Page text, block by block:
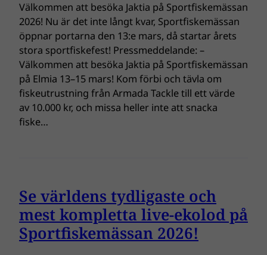
Välkommen att besöka Jaktia på Sportfiskemässan
2026! Nu är det inte långt kvar, Sportfiskemässan
öppnar portarna den 13:e mars, då startar årets
stora sportfiskefest! Pressmeddelande: –
Välkommen att besöka Jaktia på Sportfiskemässan
på Elmia 13–15 mars! Kom förbi och tävla om
fiskeutrustning från Armada Tackle till ett värde
av 10.000 kr, och missa heller inte att snacka
fiske…
Se världens tydligaste och
mest kompletta live-ekolod på
Sportfiskemässan 2026!